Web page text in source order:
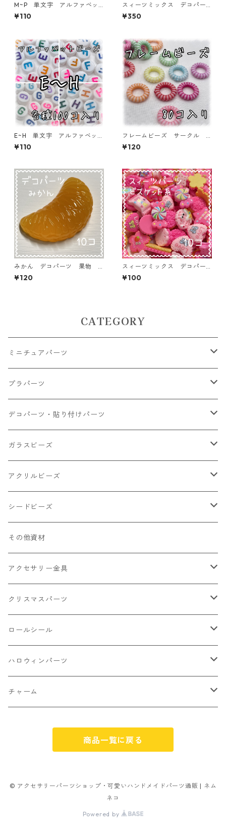
M~P 単文字 アルファベッ
トビーズ 100個入り【AB‐E
A】
¥110
スィーツミックス デコパー
ツ イエロー 45個入り 貼
り付けパーツ【DP-SW-MIX
¥350
E~H 単文字 アルファベット
ビーズ 100個入り【AB‐E
A】
¥110
フレームビーズ サークル
ミックス 80個入り【AB‐F
U06】
¥120
みかん デコパーツ 果物
フルーツ 10個入り 貼り付
けパーツ【DP-FU-ORN2】
¥120
スィーツミックス デコパー
ツ ビスケット系 10個入
り 貼り付けパーツ【DP-SW-
¥100
CATEGORY
ミニチュアパーツ
大きいパーツ グラス系
小さいパーツ グラス系
小物
カップ
プラパーツ
ナスカン カニカン
リング イヤリング パーツ
チェーンパーツ
プラチャーム
デコパーツ・貼り付けパーツ
食べ物系
キャンディ
ドーナツ
パン
ゼリー
アニマル系
うさぎ
くま
スライス棒
フレーク カット済
シール付き
フルーツ系 野菜果物
お花
ミニパーツ ネイル
雑貨系
シーズン系
ガラスビーズ
ミレフィオリ
ランプワーク
キャッツアイ
アクリルビーズ
丸玉6㎜ ラウンド
丸玉8㎜ ラウンド
カボチャ
クラック
ソロバン型
アルファベット
単文字
スマイル
フラワー お花
シードビーズ
ミックス
2㎜
不透明
3㎜
不透明タイプ
ミックスタイプ
4㎜
その他資材
アクセサリー金具
カラー丸カン
10㎜
ボールチップ
ピアスパーツ
ヘアーパーツ
カニカン
クリスマスパーツ
プラチャーム
デコパーツ 貼り付けパーツ
OPP袋
アクリルビーズ
フレークシュガー
ロールシール
サンキュー
クリスマス
フレークシュガー
ハロウィンパーツ
おばけ
チャーム
アルファベット
商品一覧に戻る
© アクセサリーパーツショップ・可愛いハンドメイドパーツ通販 | ネム
ネコ
Powered by